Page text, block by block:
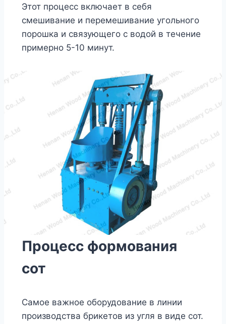
Этот процесс включает в себя
смешивание и перемешивание угольного
порошка и связующего с водой в течение
примерно 5-10 минут.
Процесс формования
сот
Самое важное оборудование в линии
производства брикетов из угля в виде сот.